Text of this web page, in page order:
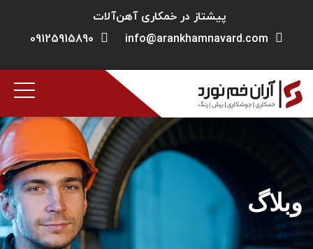
پیشتاز در خمکاری آهن‌آلات
info@arankhamnavard.com
09125915890
وبلاگ